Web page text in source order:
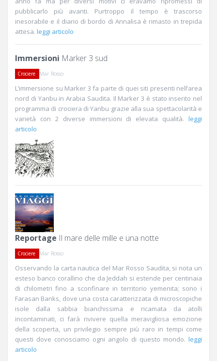
pubblicarlo più avanti. Purtroppo il tempo è trascorso
inesorabile e il diario di bordo di Annalisa è rimasto in trepida
attesa. leggi articolo
Immersioni Marker 3 sud
Crociere Mar Rosso
L’immersione su Marker 3 fa parte di quei siti presenti nell’area
nord di Yanbu in Arabia Saudita. Il Marker 3 è stato inserito nel
programma di crociera di Yanbu grazie alla sua spettacolarità e
varietà con 2 diverse immersioni di elevata qualità. leggi
articolo
Reportage Il mare delle mille e una notte
Crociere Mar Rosso
Osservando la carta nautica del Mar Rosso Saudita, si nota un
esteso banco corallino che da Jeddah si estende per centinaia
di chilometri fino a sconfinare in territorio yemenita; sono i
Farasan Banks, dove una costa caratterizzata di microscopiche
isole dalla sabbia bianchissima e ricamata da atolli
incontaminati, ci farà rivivere quella meravigliosa emozione
della scoperta, un privilegio sempre più raro in tempi come
questi dove conosciamo ogni angolo di questo mondo. leggi
articolo